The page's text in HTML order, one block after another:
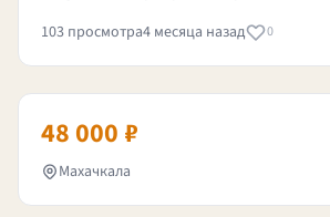
103 просмотра4 месяца назад 0
48 000 ₽
Махачкала